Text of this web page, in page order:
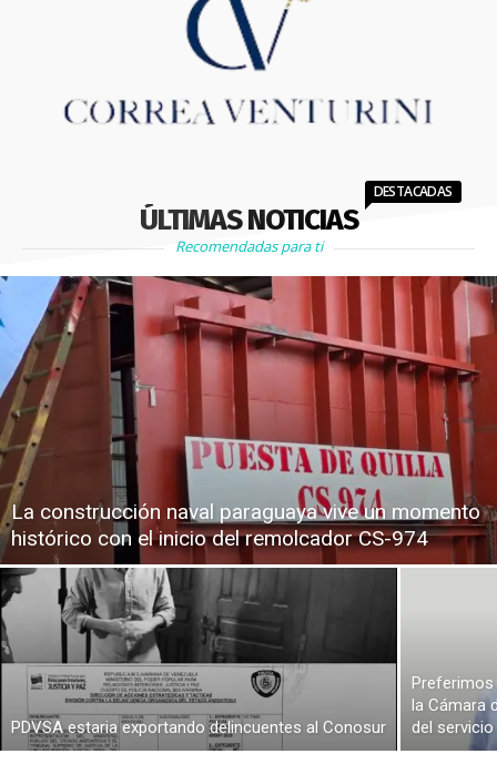
ÚLTIMAS NOTICIAS
DESTACADAS
Recomendadas para ti
La construcción naval paraguaya vive un momento
histórico con el inicio del remolcador CS-974
PDVSA estaria exportando delincuentes al Conosur
Preferimos
la Cámara
del